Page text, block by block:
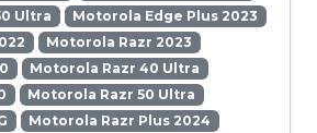
Ultra
Motorola Edge Plus 2023
Motorola Razr 2023
Motorola Razr 40 Ultra
Motorola Razr 50 Ultra
Motorola Razr Plus 2024